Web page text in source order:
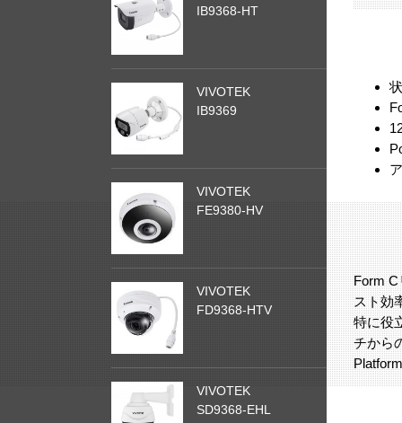
Form C
スト効
特に役
チから
IB9368-HT
VIVOTEK
IB9369
VIVOTEK
FE9380-HV
VIVOTEK
FD9368-HTV
VIVOTEK
SD9368-EHL